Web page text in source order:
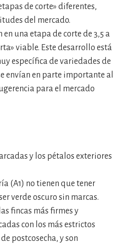
de corte» diferentes,
del mercado.
en una etapa de corte de 3,5 a
viable. Este desarrollo está
específica de variedades de
envían en parte importante al
para el mercado
y los pétalos exteriores
(A1) no tienen que tener
verde oscuro sin marcas.
fincas más firmes y
con los más estrictos
postcosecha, y son